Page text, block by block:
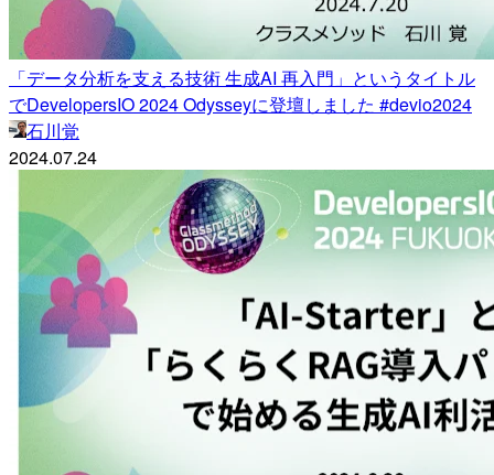
「データ分析を支える技術 生成AI 再入門」というタイトル
でDevelopersIO 2024 Odysseyに登壇しました #devio2024
石川覚
2024.07.24